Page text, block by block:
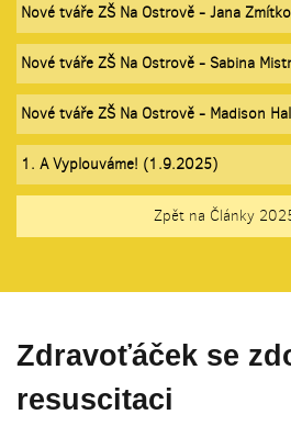
Nové tváře ZŠ Na Ostrově - Jana
Nové tváře ZŠ Na Ostrově - Sabina
Nové tváře ZŠ Na Ostrově - Madison
1. A Vyplouváme! (1.9.2025)
Zpět na Články
Zdravoťáček se
resuscitaci